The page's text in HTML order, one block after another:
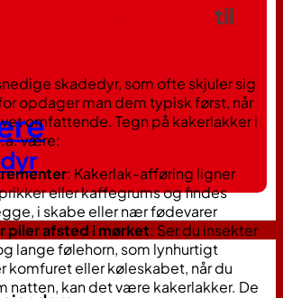
til
skadedyr, som ofte skjuler sig
opdager man dem typisk først, når
omfattende. Tegn på kakerlakker i
være:
: Kakerlak-afføring ligner
eller kaffegrums og findes
i skabe eller nær fødevarer
piler afsted i mørket: Ser du insekter
lange følehorn, som lynhurtigt
komfuret eller køleskabet, når du
natten, kan det være kakerlakker​. De